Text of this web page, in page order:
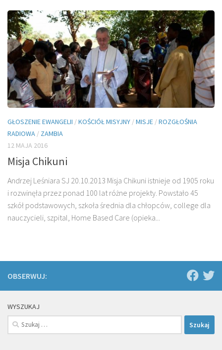
GŁOSZENIE EWANGELII /KOŚCIÓŁ MISYJNY /MISJE /ROZGŁOŚNIA
RADIOWA / ZAMBIA
12 MAJA 2016
Misja Chikuni
Andrzej Leśniara SJ 20.10.2013 Misja Chikuni istnieje od 1905 roku
i rozwinęła przez ponad 100 lat różne projekty. Powstało 45
szkół podstawowych, szkoła średnia dla chłopców, college dla
nauczycieli, szpital, Home Based Care (opieka...
OBSERWUJ:
WYSZUKAJ
Szukaj: